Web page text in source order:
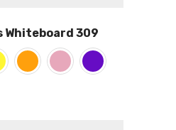
Whiteboard 309